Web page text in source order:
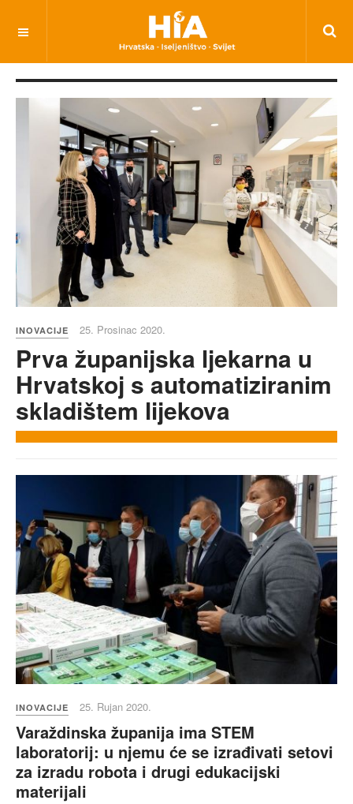
INOVACIJE 25. Prosinac 2020.
Prva županijska ljekarna u
Hrvatskoj s automatiziranim
skladištem lijekova
INOVACIJE 25. Rujan 2020.
Varaždinska županija ima STEM
laboratorij: u njemu će se izrađivati setovi
za izradu robota i drugi edukacijski
materijali